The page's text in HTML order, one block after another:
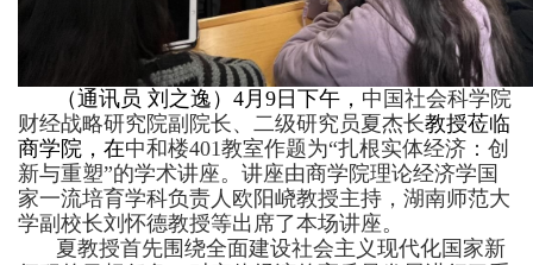
（通讯员 刘之逸）4月9日下午， 中国社会科学院
财经战略研究院副院长、二级研究员夏杰长教授莅临
商学院，在中和楼401教室作题为“扎根实体经济：创
新与重塑”的学术讲座。讲座由商学院理论经济学国
家一流培育学科负责人欧阳峣教授主持，湖南师范大
学副校长刘怀德教授等出席了本场讲座。
夏教授首先围绕全面建设社会主义现代化国家新